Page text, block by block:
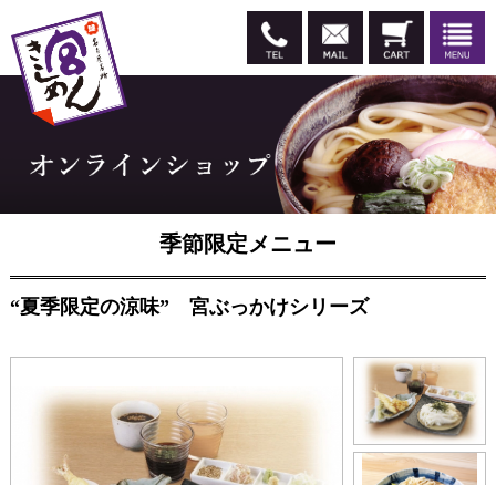
季節限定メニュー
“夏季限定の涼味” 宮ぶっかけシリーズ